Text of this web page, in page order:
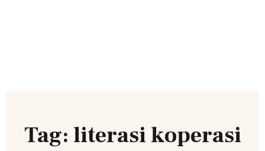
Tag: literasi koperasi